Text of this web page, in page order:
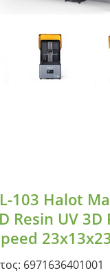
103 Halot
Resin UV
6971636401001